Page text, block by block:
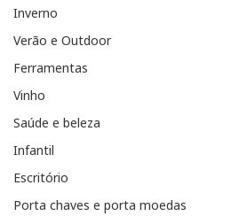
Inverno
Verão e Outdoor
Ferramentas
Vinho
Saúde e beleza
Infantil
Escritório
Porta chaves e porta moedas